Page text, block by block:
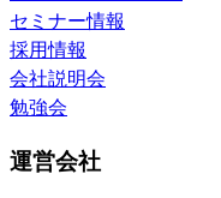
セミナー情報
採用情報
会社説明会
勉強会
運営会社